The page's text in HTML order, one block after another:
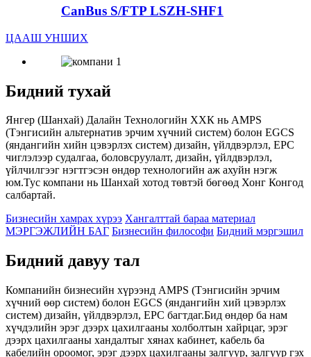
CanBus S/FTP LSZH-SHF1
ЦААШ УНШИХ
Бидний тухай
Янгер (Шанхай) Далайн Технологийн ХХК нь AMPS
(Тэнгисийн альтернатив эрчим хүчний систем) болон EGCS
(яндангийн хийн цэвэрлэх систем) дизайн, үйлдвэрлэл, EPC
чиглэлээр судалгаа, боловсруулалт, дизайн, үйлдвэрлэл,
үйлчилгээг нэгтгэсэн өндөр технологийн аж ахуйн нэгж
юм.Тус компани нь Шанхай хотод төвтэй бөгөөд Хонг Конгод
салбартай.
Бизнесийн хамрах хүрээ Хангалттай бараа материал
МЭРГЭЖЛИЙН БАГ Бизнесийн философи Бидний мэргэшил
Бидний давуу тал
Компанийн бизнесийн хүрээнд AMPS (Тэнгисийн эрчим
хүчний өөр систем) болон EGCS (яндангийн хий цэвэрлэх
систем) дизайн, үйлдвэрлэл, EPC багтдаг.Бид өндөр ба нам
хүчдэлийн эрэг дээрх цахилгааны холболтын хайрцаг, эрэг
дээрх цахилгааны хандалтыг хянах кабинет, кабель ба
кабелийн ороомог, эрэг дээрх цахилгааны залгуур, залгуур гэх